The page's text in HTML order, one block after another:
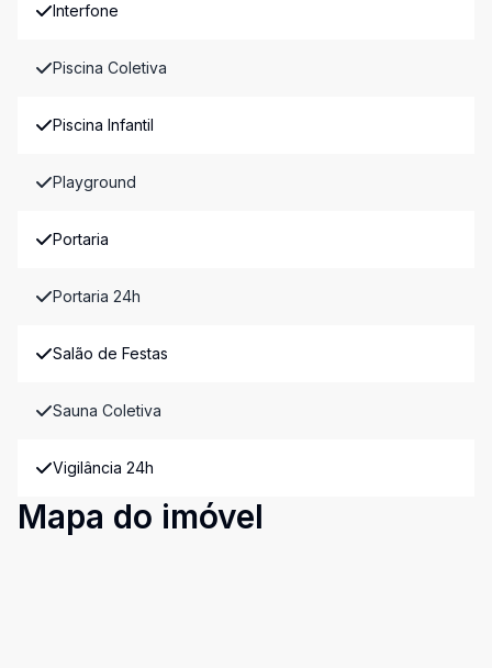
Interfone
Piscina Coletiva
Piscina Infantil
Playground
Portaria
Portaria 24h
Salão de Festas
Sauna Coletiva
Vigilância 24h
Mapa do imóvel